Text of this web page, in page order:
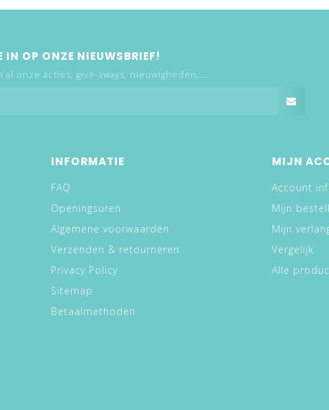
OP ONZE NIEUWSBRIEF!
onze acties, give-aways, nieuwigheden,...
INFORMATIE
FAQ
Openingsuren
Algemene voorwaarden
Verzenden & retourneren
Privacy Policy
Sitemap
Betaalmethoden
MIJN
Account
Mijn
Mijn
Vergelijk
Alle